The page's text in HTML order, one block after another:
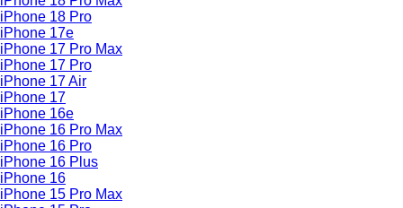
iPhone 18 Pro
iPhone 17e
iPhone 17 Pro Max
iPhone 17 Pro
iPhone 17 Air
iPhone 17
iPhone 16e
iPhone 16 Pro Max
iPhone 16 Pro
iPhone 16 Plus
iPhone 16
iPhone 15 Pro Max